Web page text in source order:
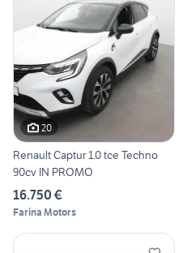
20
Renault Captur 1.0 tce Techno
90cv IN PROMO
16.750 €
Farina Motors